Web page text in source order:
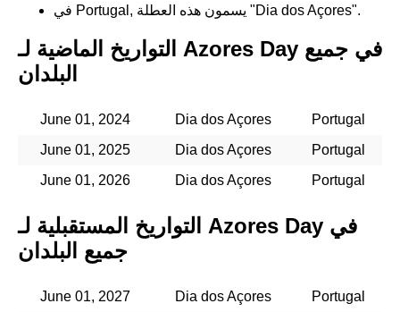
في Portugal, يسمون هذه العطلة "Dia dos Açores".
التواريخ الماضية لـ Azores Day في جميع
البلدان
June 01, 2024 Dia dos Açores
Portugal
June 01, 2025
Dia dos Açores
Portugal
June 01, 2026
Dia dos Açores Portugal
التواريخ المستقبلية لـ Azores Day في
جميع البلدان
June 01, 2027 Dia dos Açores
Portugal